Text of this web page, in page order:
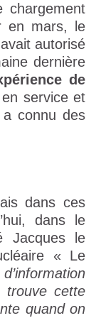
chargement
en mars, le
autorisé
dernière
de
service et
a connu des
dans ces
dans le
Jacques le
« Le
trouve cette
quand on